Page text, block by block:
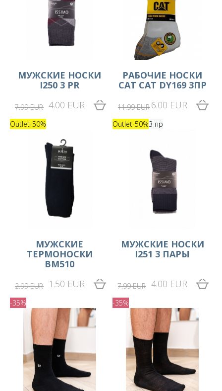
MУЖСКИЕ НОСКИ
I250 3 PR
7.99 EUR 4.00 EUR
РАБОЧИЕ НОСКИ
CAT CAT DY169 3ПР
11.99 EUR6.00 EUR
Outlet-50%
МУЖСКИЕ
ТЕРМОНОСКИ
BM510
2.99 EUR 1.50 EUR
Outlet-50%3 пр
MУЖСКИЕ НОСКИ
I251 3 ПАРЫ
7.99 EUR 4.00 EUR
-35% -35%